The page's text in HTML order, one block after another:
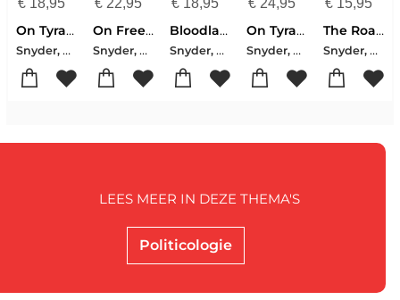
€18,95
On Tyranny
Snyder, Timothy
€22,95
On Freedom (EXP)
Snyder, Timothy
€ 18,95
Bloodlands
Snyder, Timothy
€ 24,95
On Tyranny Graphic Edition
Snyder, Timothy
€ 15,95
The Road to Unfreedom
Snyder, Timothy
Politicologie
LEES MEER IN DEZE THEMA'S